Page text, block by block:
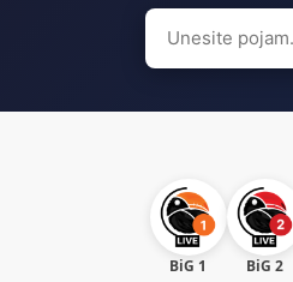
Search
for:
BiG 1 BiG 2